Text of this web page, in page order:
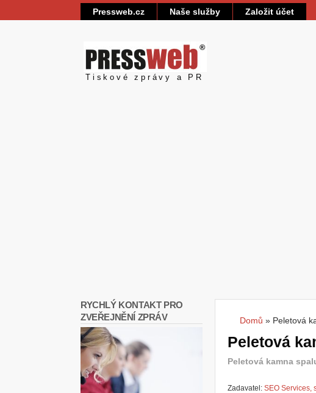
Pressweb.cz Naše služby Založit účet
Pressweb
Tiskové zprávy a PR
Jste zde
Domů » Peletová
Peletová
Peletová kamna
Zadavatel: SEO Services,
RYCHLÝ KONTAKT PRO
ZVEŘEJNĚNÍ ZPRÁV